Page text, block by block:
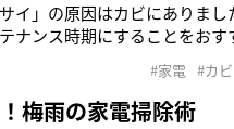
イ」の原因はカビにありまし
ナンス時期にすることをおす
原因はカビ。湿度60％以上で
#家電 #カビ
梅雨の家電掃除術